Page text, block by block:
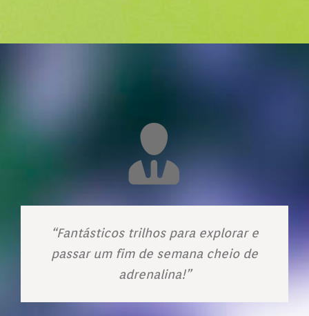
“Fantásticos trilhos para explorar e
passar um fim de semana cheio de
adrenalina!”